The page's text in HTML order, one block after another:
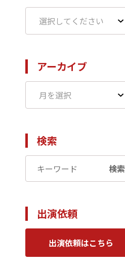
アーカイブ
検索
検索
出演依頼
出演依頼はこちら